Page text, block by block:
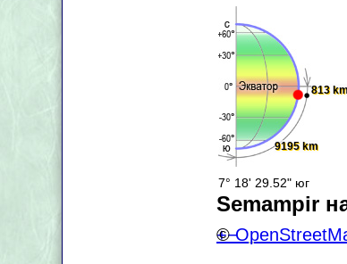
9195 km
813
7° 18' 29.52" юг
Semampir
+−
©